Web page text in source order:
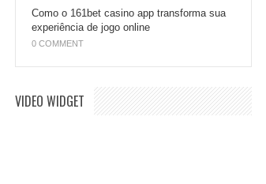
Como o 161bet casino app transforma sua
experiência de jogo online
0 COMMENT
VIDEO WIDGET